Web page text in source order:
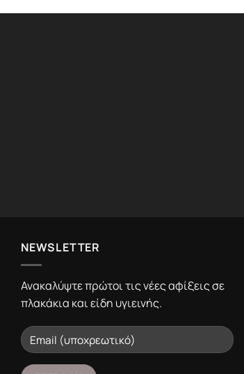
NEWSLETTER
Ανακαλύψτε πρώτοι τις νέες αφίξεις σε
πλακάκια και είδη υγιεινής.